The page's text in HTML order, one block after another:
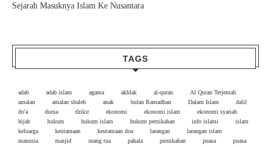
Sejarah Masuknya Islam Ke Nusantara
TAGS
adab adab islam agama akhlak al-quran
Al Quran Terjemah
amalan
amalan shaleh anak bulan Ramadhan Dalam Islam
dalil
do'a
dunia dzikir ekonomi ekonomi islam
ekonomi syariah
hijab
hukum hukum islam hukum pernikahan info islami
islam
keluarga
keutamaan keutamaan doa larangan
larangan islam
manusia
masjid orang tua pahala pernikahan puasa puasa